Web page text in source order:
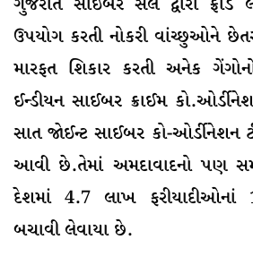
ઉપયોગ કરતી નોકરી વાંચ્છુઓને
મારફત શિકાર કરતી અનેક
ઈન્ડીયન સાઈબર ક્રાઈમ
સાત જોઈન્ટ સાઈબર કો-ઓર્ડીનેશન
આવી છે.તેમાં અમદાવાદનો પણ
દેશમાં 4.7 લાખ ફરીયાદીઓનાં
બચાવી લેવાયા છે.